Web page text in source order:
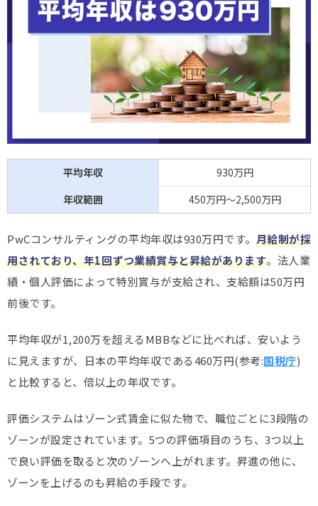
平均年収
930万円
年収範囲
450万円～2,500万円
PwCコンサルティングの平均年収は930万円です。 月給制が採
用されており、年1回ずつ業績賞与と昇給があります。法人業
績・個人評価によって特別賞与が支給され、支給額は50万円
前後です。
平均年収が1,200万を超えるMBBなどに比べれば、安いよう
に見えますが、日本の平均年収である460万円(参考:国税庁)
と比較すると、倍以上の年収です。
評価システムはゾーン式賃金に似た物で、職位ごとに3段階の
ゾーンが設定されています。5つの評価項目のうち、3つ以上
で良い評価を取ると次のゾーンへ上がれます。昇進の他に、
ゾーンを上げるのも昇給の手段です。